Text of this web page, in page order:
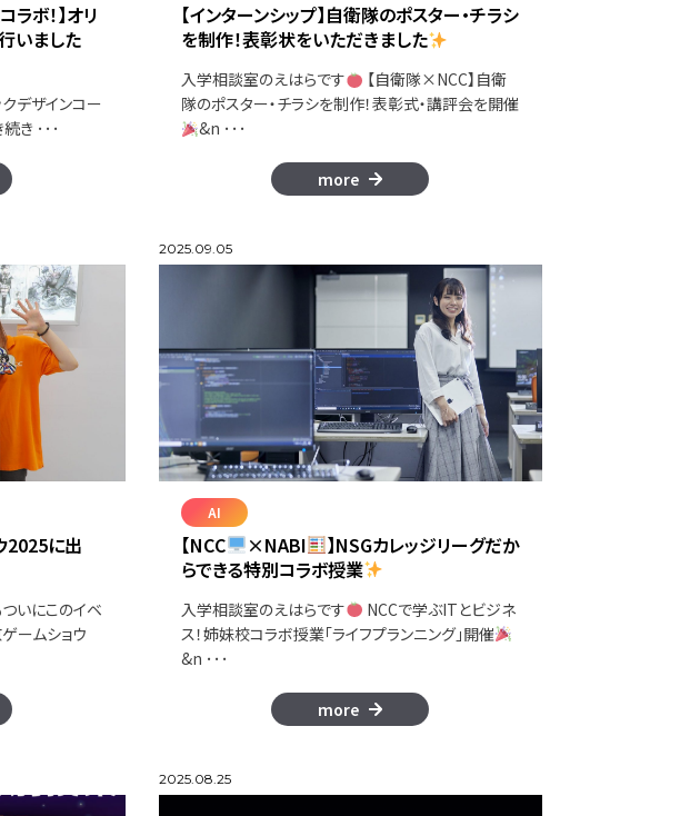
ボ！】オリ
いました
デザインコー
き ･･･
【インターンシップ】自衛隊のポスター・チラシ
を制作！表彰状をいただきました
入学相談室のえはらです
【自衛隊×NCC】自衛
隊のポスター・チラシを制作！表彰式・講評会を開催
&n ･･･
more
2025に出
いにこのイベ
ゲームショウ
2025.09.05
AI
【NCC ×NABI
】NSGカレッジリーグだか
らできる特別コラボ授業
入学相談室のえはらです
NCCで学ぶITとビジネ
ス！姉妹校コラボ授業「ライフプランニング」開催
&n ･･･
more
2025.08.25